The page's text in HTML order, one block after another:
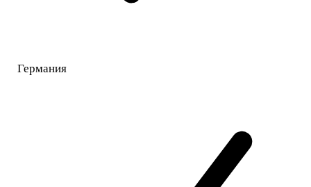
Германия